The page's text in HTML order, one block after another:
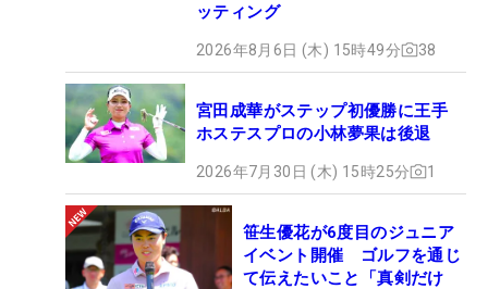
ッティング
2026年8月6日 (木) 15時49分 38
宮田成華がステップ初優勝に王手
ホステスプロの小林夢果は後退
2026年7月30日 (木) 15時25分 1
笹生優花が6度目のジュニア
イベント開催 ゴルフを通じ
て伝えたいこと「真剣だけ